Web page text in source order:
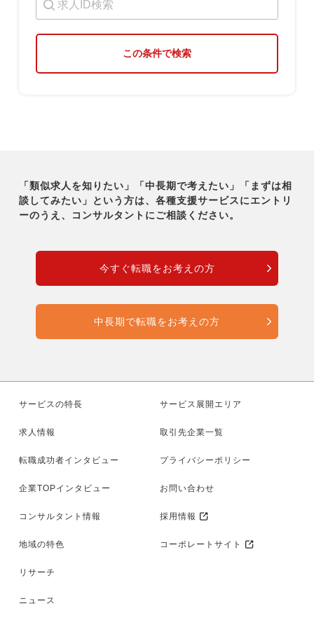
この条件で検索
「類似求人を知りたい」「中長期で考えたい」「まずは相
談してみたい」という方は、各種支援サービスにエントリ
ーのうえ、コンサルタントにご相談ください。
今すぐ転職をお考えの方
中長期で転職をお考えの方
サービスの特長
求人情報
転職成功者インタビュー
企業TOPインタビュー
コンサルタント情報
地域の特色
リサーチ
ニュース
サービス展開エリア
取引先企業一覧
プライバシーポリシー
お問い合わせ
採用情報
コーポレートサイト